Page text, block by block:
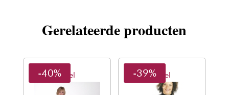
Gerelateerde producten
Sibel
-40% Sibel
-39%